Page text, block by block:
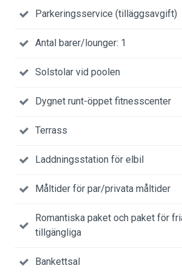
Parkeringsservice (tilläggsavgift)
Antal barer/lounger: 1
Solstolar vid poolen
Dygnet runt-öppet fitnesscenter
Terrass
Laddningsstation för elbil
Måltider för par/privata måltider
Romantiska paket och paket för
tillgängliga
Bankettsal